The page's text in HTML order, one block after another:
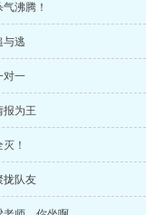
沸腾！
与逃
对一
报为王
！
拢队友